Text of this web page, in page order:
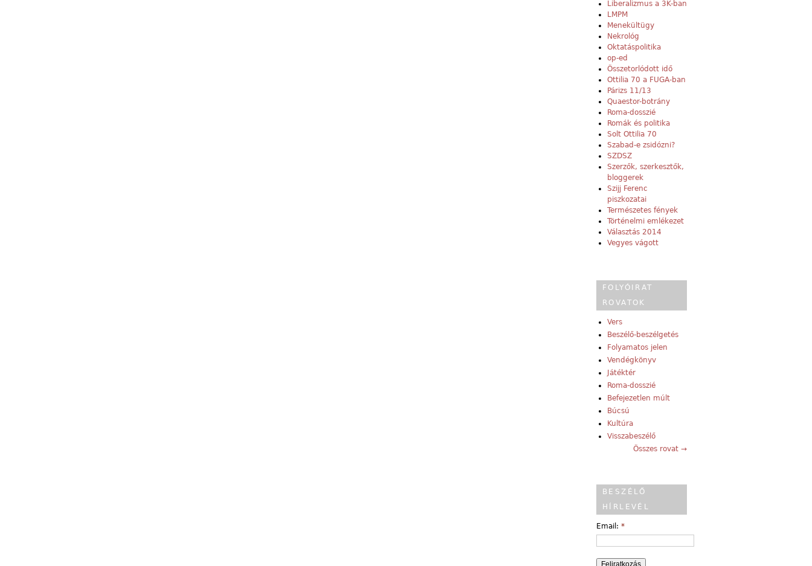
Liberalizmus a 3K-ban
LMPM
Menekültügy
Nekrológ
Oktatáspolitika
op-ed
Összetorlódott idő
Ottilia 70 a FUGA-ban
Párizs 11/13
Quaestor-botrány
Roma-dosszié
Romák és politika
Solt Ottilia 70
Szabad-e zsidózni?
SZDSZ
Szerzők, szerkesztők,
bloggerek
Szijj Ferenc
piszkozatai
Természetes fények
Történelmi emlékezet
Választás 2014
Vegyes vágott
FOLYÓIRAT
ROVATOK
Vers
Beszélő-beszélgetés
Folyamatos jelen
Vendégkönyv
Játéktér
Roma-dosszié
Befejezetlen múlt
Búcsú
Kultúra
Visszabeszélő
Összes rovat →
BESZÉLŐ
HÍRLEVÉL
Email: *